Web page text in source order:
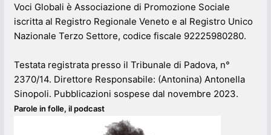
Voci Globali è Associazione di Promozione Sociale
iscritta al Registro Regionale Veneto e al Registro Unico
Nazionale Terzo Settore, codice fiscale 92225980280.
Testata registrata presso il Tribunale di Padova, n°
2370/14. Direttore Responsabile: (Antonina) Antonella
Sinopoli. Pubblicazioni sospese dal novembre 2023.
Parole in folle, il podcast